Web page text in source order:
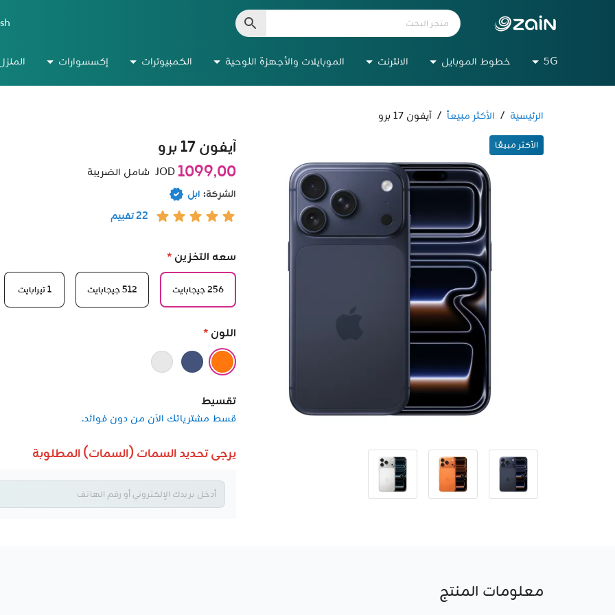
5G خطوط الموبايل الانترنت الموبايلات والأجهزة اللوحية الكمبيوترات إكسسوارات
الرئيسية / الأكثر مبيعاً / آيفون 17 برو
الأكثر مبيعًا
آيفون 17 برو
1099٫00
شامل الضريبة
الشركة: ابل
22 تقييم
سعه التخزين *
256 جيجابايت 512 جيجابايت 1 تيرابايت
اللون *
تقسيط
قسط مشترياتك الآن من دون فوائد.
يرجى تحديد السمات (السمات) المطلوبة
معلومات المنتج